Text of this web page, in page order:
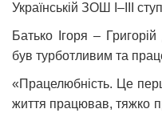
Українській ЗОШ І–ІІІ
Батько Ігоря –
був турботливим та
«Працелюбність. Це
життя працював, тяжко